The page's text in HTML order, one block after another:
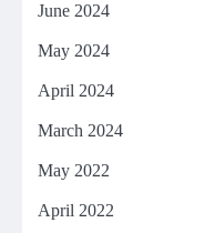
June 2024
May 2024
April 2024
March 2024
May 2022
April 2022